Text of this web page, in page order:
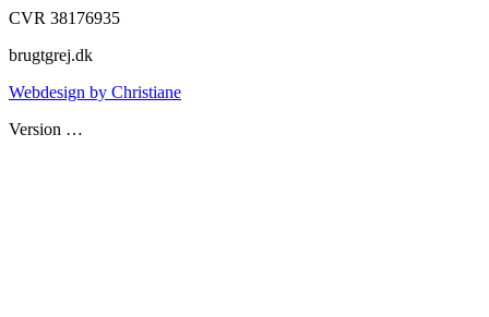
CVR 38176935
brugtgrej.dk
Webdesign by Christiane
Version …